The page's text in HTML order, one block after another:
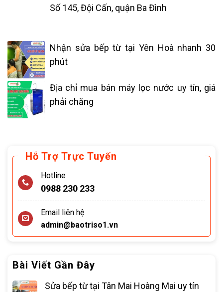
Hỗ Trợ Trực Tuyến
Hotline
0988 230 233
Email liên hệ
admin@baotriso1.vn
Bài Viết Gần Đây
Sửa bếp từ tại Tân Mai Hoàng Mai uy tín
Số 145, Đội Cấn, quận Ba Đình
Nhận sửa bếp từ tại Yên Hoà nhanh 30
phút
Địa chỉ mua bán máy lọc nước uy tín, giá
phải chăng